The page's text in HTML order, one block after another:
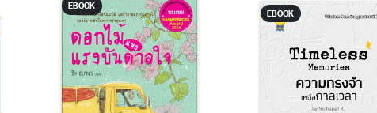
EBOOK
EBOOK